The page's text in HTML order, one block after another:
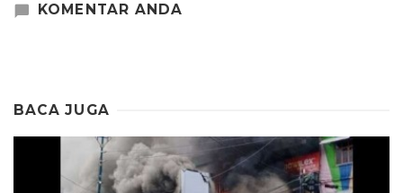
KOMENTAR ANDA
BACA JUGA